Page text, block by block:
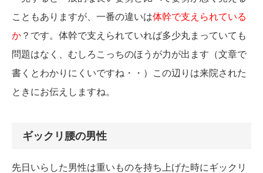
こともありますが、一番の違いは体幹で支えられている
か ？です。体幹で支えられていれば多少丸まっていても
問題はなく、むしろこっちのほうが力が出ます（文章で
書くとわかりにくいですね・・）この辺りは来院された
ときにお伝えしますね。
ギックリ腰の男性
先日いらした男性は重いものを持ち上げた時にギックリ